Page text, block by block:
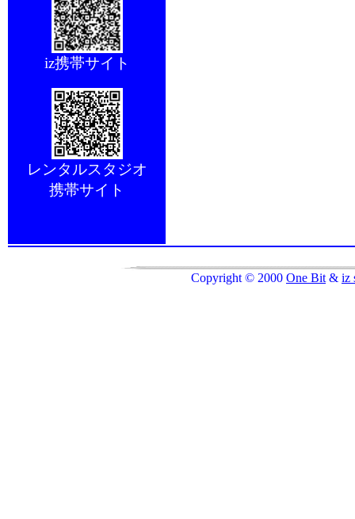
iz携帯サイト
レンタルスタジオ
携帯サイト
Copyright © 2000 One Bit & iz